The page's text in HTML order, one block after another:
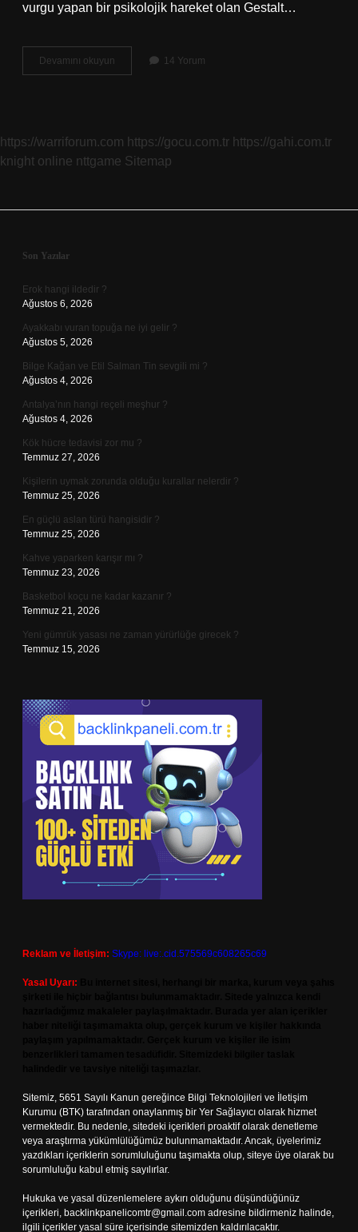
vurgu yapan bir psikolojik hareket olan Gestalt…
Devamını okuyun
Ilkesi
14 Yorum
https://warriforum.com https://gocu.com.tr https://gahi.com.tr
knight online nttgame Sitemap
Sidebar
Son Yazılar
Erok hangi ildedir ?
Ağustos 6, 2026
Ayakkabı vuran topuğa ne iyi gelir ?
Ağustos 5, 2026
Bilge Kağan ve Etil Salman Tin sevgili mi ?
Ağustos 4, 2026
Antalya’nın hangi reçeli meşhur ?
Ağustos 4, 2026
Kök hücre tedavisi zor mu ?
Temmuz 27, 2026
Kişilerin uymak zorunda olduğu kurallar nelerdir ?
Temmuz 25, 2026
En güçlü aslan türü hangisidir ?
Temmuz 25, 2026
Kahve yaparken karışır mı ?
Temmuz 23, 2026
Basketbol koçu ne kadar kazanır ?
Temmuz 21, 2026
Yeni gümrük yasası ne zaman yürürlüğe girecek ?
Temmuz 15, 2026
Reklam ve İletişim: Skype: live:.cid.575569c608265c69
Yasal Uyarı:
Sitemiz, 5651 Sayılı Kanun gereğince Bilgi Teknolojileri ve İletişim
Kurumu (BTK) tarafından onaylanmış bir Yer Sağlayıcı olarak hizmet
vermektedir. Bu nedenle, sitedeki içerikleri proaktif olarak denetleme
veya araştırma yükümlülüğümüz bulunmamaktadır. Ancak, üyelerimiz
yazdıkları içeriklerin sorumluluğunu taşımakta olup, siteye üye olarak bu
sorumluluğu kabul etmiş sayılırlar.
Hukuka ve yasal düzenlemelere aykırı olduğunu düşündüğünüz
içerikleri, backlinkpanelicomtr@gmail.com adresine bildirmeniz halinde,
ilgili içerikler yasal süre içerisinde sitemizden kaldırılacaktır.